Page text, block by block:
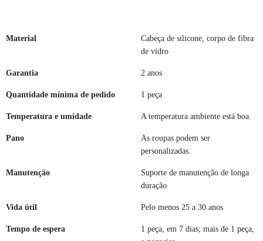
Material
Cabeça de silicone, corpo de fibra
de vidro
Garantia 2 anos
Quantidade mínima de pedido 1 peça
Temperatura e umidade A temperatura ambiente está boa.
Pano
As roupas podem ser
personalizadas.
Manutenção
Suporte de manutenção de longa
duração
Vida útil Pelo menos 25 a 30 anos
Tempo de espera
1 peça, em 7 dias; mais de 1 peça,